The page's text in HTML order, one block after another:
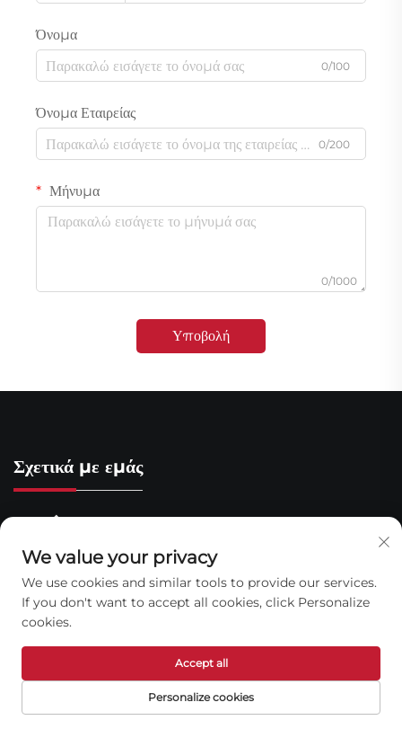
Όνομα
0/100
Όνομα Εταιρείας
0/200
Μήνυμα
0/1000
Υποβολή
Σχετικά με εμάς
Γρήγοροι Σύνδεσμοι
Αρχική Σελίδα Σχετικά με εμάς
We value your privacy
We use cookies and similar tools to provide our services.
If you don't want to accept all cookies, click Personalize
cookies.
Personalize cookies
Accept all